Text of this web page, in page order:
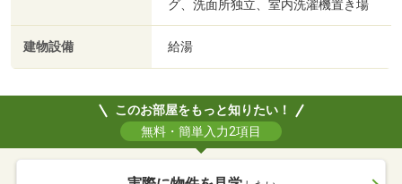
グ、洗面所独立、室内洗濯機置き場
建物設備 給湯
このお部屋をもっと知りたい！
無料・簡単入力2項目